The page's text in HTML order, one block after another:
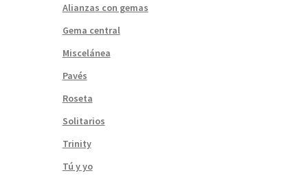
Alianzas con gemas
Gema central
Miscelánea
Pavés
Roseta
Solitarios
Trinity
Tú y yo